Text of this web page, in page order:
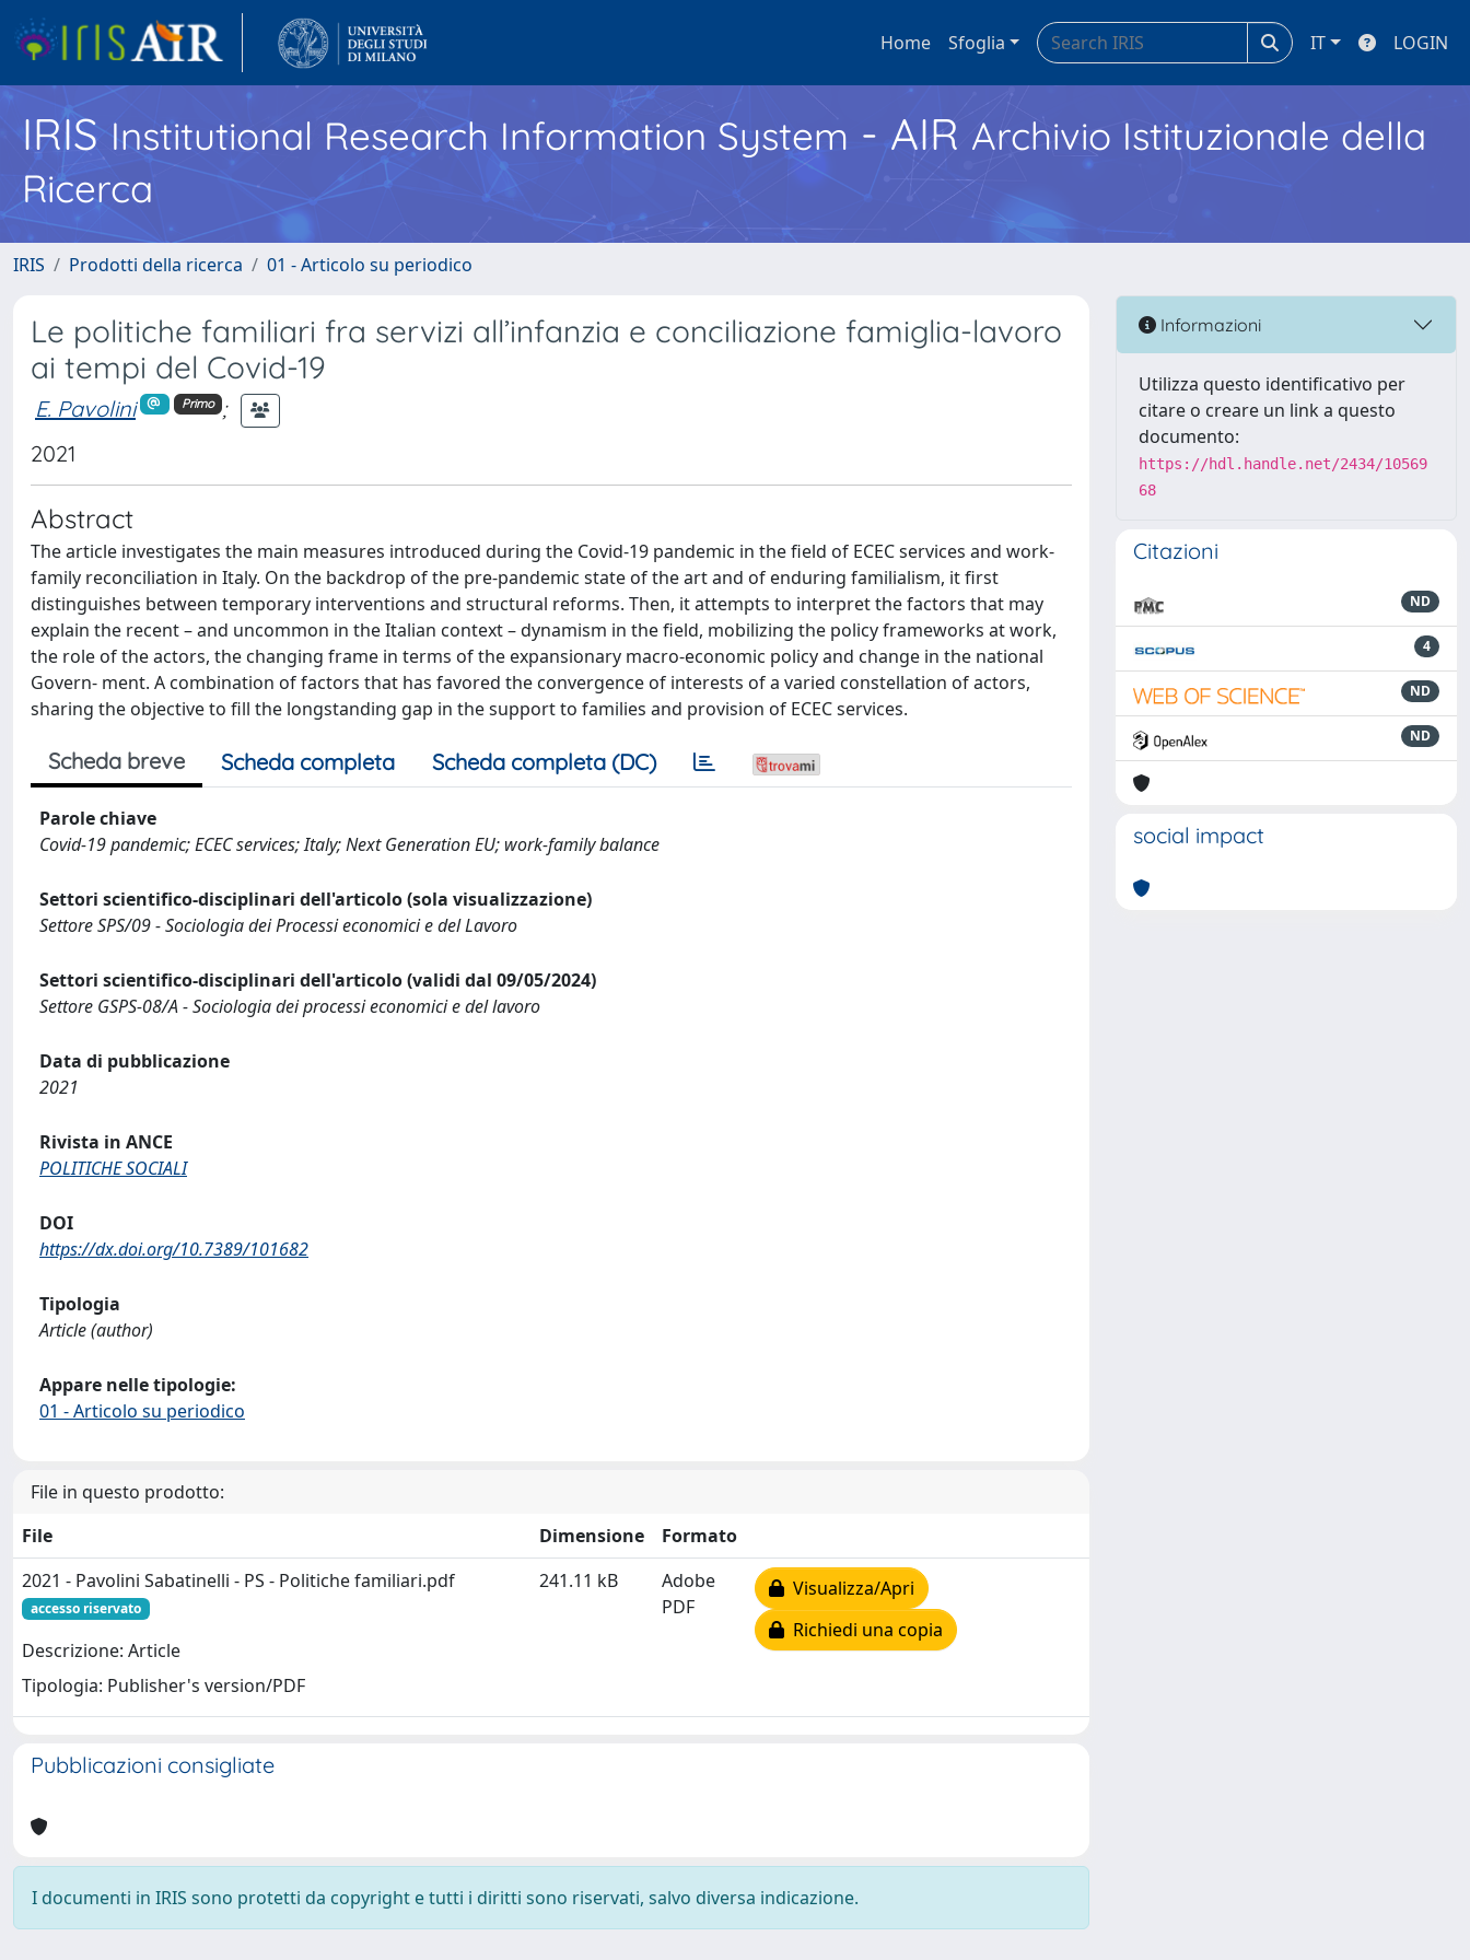
Home Sfoglia IT LOGIN
IRISInstitutional Research Information System - AIR Archivio Istituzionale della
Ricerca
IRIS Prodotti della ricerca 01 - Articolo su periodico
Le politiche familiari fra servizi all’infanzia e conciliazione famiglia-lavoro
ai tempi del Covid-19
E. Pavolini Primo
;
2021
Abstract
The article investigates the main measures introduced during the Covid-19 pandemic in the field of ECEC services and work-
family reconciliation in Italy. On the backdrop of the pre-pandemic state of the art and of enduring familialism, it first
distinguishes between temporary interventions and structural reforms. Then, it attempts to interpret the factors that may
explain the recent – and uncommon in the Italian context – dynamism in the field, mobilizing the policy frameworks at work,
the role of the actors, the changing frame in terms of the expansionary macro-economic policy and change in the national
Govern- ment. A combination of factors that has favored the convergence of interests of a varied constellation of actors,
sharing the objective to fill the longstanding gap in the support to families and provision of ECEC services.
Scheda breve Scheda completa Scheda completa (DC)
Parole chiave
Covid-19 pandemic; ECEC services; Italy; Next Generation EU; work-family balance
Settori scientifico-disciplinari dell'articolo (sola visualizzazione)
Settore SPS/09 - Sociologia dei Processi economici e del Lavoro
Settori scientifico-disciplinari dell'articolo (validi dal 09/05/2024)
Settore GSPS-08/A - Sociologia dei processi economici e del lavoro
Data di pubblicazione
2021
Rivista in ANCE
POLITICHE SOCIALI
DOI
https://dx.doi.org/10.7389/101682
Tipologia
Article (author)
Appare nelle tipologie:
01 - Articolo su periodico
File in questo prodotto:
File
Dimensione
Formato
2021 - Pavolini Sabatinelli - PS - Politiche familiari.pdf
accesso riservato
Descrizione: Article
Tipologia: Publisher's version/PDF
241.11 kB
Adobe
PDF
Visualizza/Apri
Richiedi una copia
Pubblicazioni consigliate
I documenti in IRIS sono protetti da copyright e tutti i diritti sono riservati, salvo diversa indicazione.
Informazioni
Utilizza questo identificativo per
citare o creare un link a questo
documento:
https://hdl.handle.net/2434/10569
68
Citazioni
ND
4
ND
ND
social impact